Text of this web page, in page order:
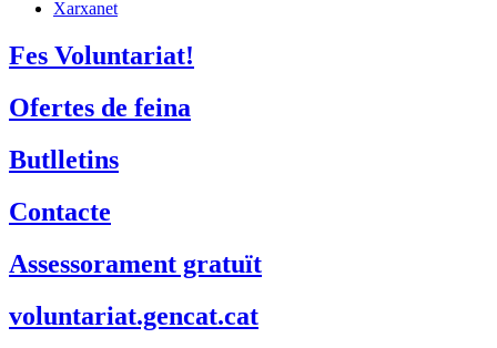
Xarxanet
Fes Voluntariat!
Ofertes de feina
Butlletins
Contacte
Assessorament gratuït
voluntariat.gencat.cat